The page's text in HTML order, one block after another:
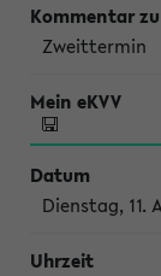
Zweittermin
Dienstag, 11.